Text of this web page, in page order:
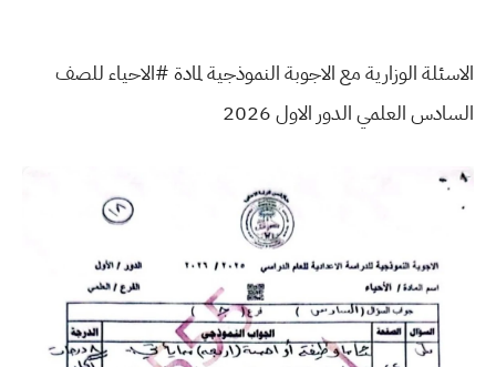
الاسئلة الوزارية مع الاجوبة النموذجية لمادة #الاحياء للصف
السادس العلمي الدور الاول 2026